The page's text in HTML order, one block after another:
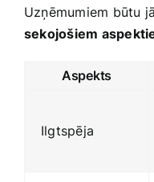
Uzņēmumiem būtu
sekojošiem
Aspekts
Ilgtspēja